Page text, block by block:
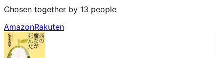
Chosen together by 13 people
AmazonRakuten